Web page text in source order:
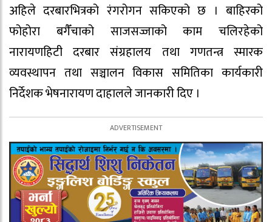
अहिले दरबारभित्रको रंगरोगन सकिएको छ । बाहिरको
फोहोरा बगैँचाको साजसज्जाको काम चलिरहेको
नारायणहिटी दरबार संग्रहालय तथा गणतन्त्र स्मारक
व्यवस्थापन तथा सञ्चालन विकास समितिका कार्यकारी
निर्देशक भेषनारायण दाहालले जानकारी दिए ।